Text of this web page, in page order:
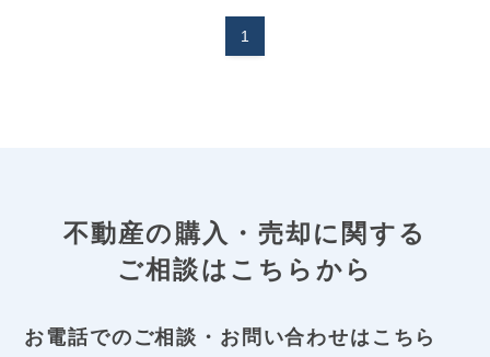
1
不動産の購入・売却に関する
ご相談はこちらから
お電話でのご相談・お問い合わせはこちら